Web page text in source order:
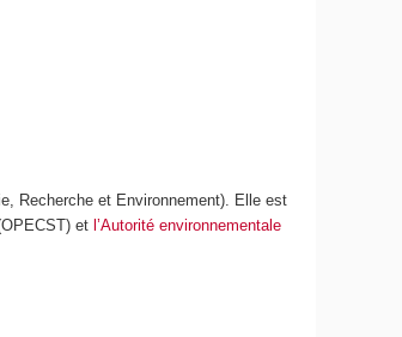
Recherche et Environnement). Elle est
et l’Autorité environnementale